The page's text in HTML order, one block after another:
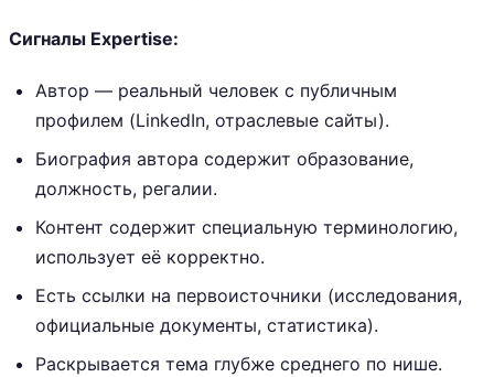
Сигналы Expertise:
Автор — реальный человек с публичным
профилем (LinkedIn, отраслевые сайты).
Биография автора содержит образование,
должность, регалии.
Контент содержит специальную терминологию,
использует её корректно.
Есть ссылки на первоисточники (исследования,
официальные документы, статистика).
Раскрывается тема глубже среднего по нише.